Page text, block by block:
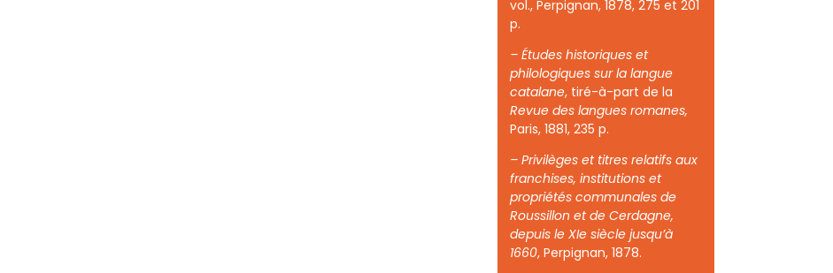
vol., Perpignan, 1878, 275 et 201
p.
– Études historiques et
philologiques sur la langue
catalane, tiré-à-part de la
Revue des langues romanes,
Paris, 1881, 235 p.
– Privilèges et titres relatifs aux
franchises, institutions et
propriétés communales de
Roussillon et de Cerdagne,
depuis le XIesiècle jusqu’à
1660, Perpignan, 1878.